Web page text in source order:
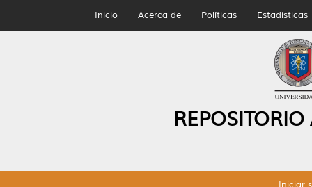
Inicio Acerca de Políticas Estadísticas